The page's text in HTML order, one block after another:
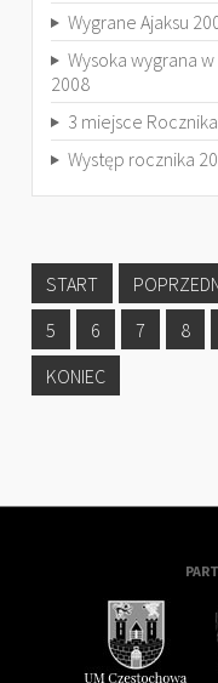
Wygrane Ajaksu
Wysoka wygrana
2008
3 miejsce
Występ rocznika
START
5
6 7 8
KONIEC